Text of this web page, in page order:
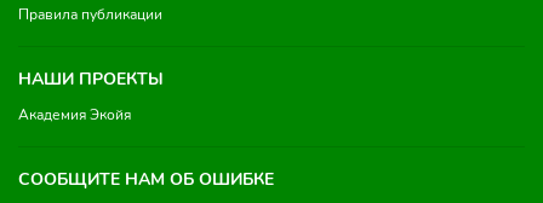
Правила публикации
НАШИ ПРОЕКТЫ
Академия Экойя
СООБЩИТЕ НАМ ОБ ОШИБКЕ